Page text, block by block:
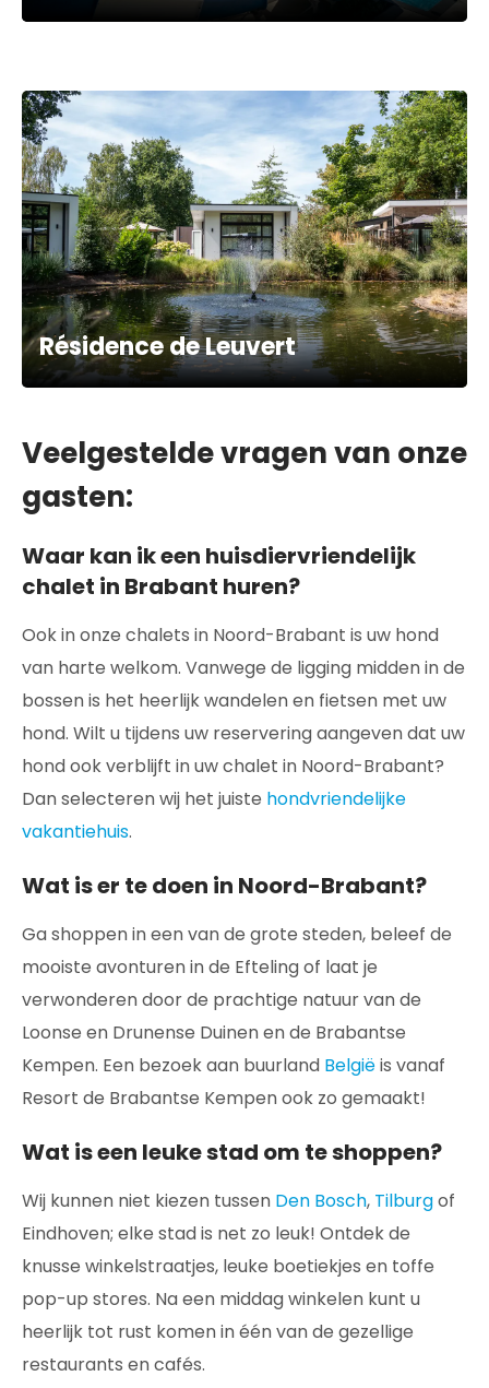
Résidence de Leuvert
Veelgestelde vragen van onze
gasten:
Waar kan ik een huisdiervriendelijk
chalet in Brabant huren?
Ook in onze chalets in Noord-Brabant is uw hond
van harte welkom. Vanwege de ligging midden in de
bossen is het heerlijk wandelen en fietsen met uw
hond. Wilt u tijdens uw reservering aangeven dat uw
hond ook verblijft in uw chalet in Noord-Brabant?
Dan selecteren wij het juiste hondvriendelijke
vakantiehuis.
Wat is er te doen in Noord-Brabant?
Ga shoppen in een van de grote steden, beleef de
mooiste avonturen in de Efteling of laat je
verwonderen door de prachtige natuur van de
Loonse en Drunense Duinen en de Brabantse
Kempen. Een bezoek aan buurland Belgiëis vanaf
Resort de Brabantse Kempen ook zo gemaakt!
Wat is een leuke stad om te shoppen?
Wij kunnen niet kiezen tussen Den Bosch, Tilburgof
Eindhoven; elke stad is net zo leuk! Ontdek de
knusse winkelstraatjes, leuke boetiekjes en toffe
pop-up stores. Na een middag winkelen kunt u
heerlijk tot rust komen in één van de gezellige
restaurants en cafés.